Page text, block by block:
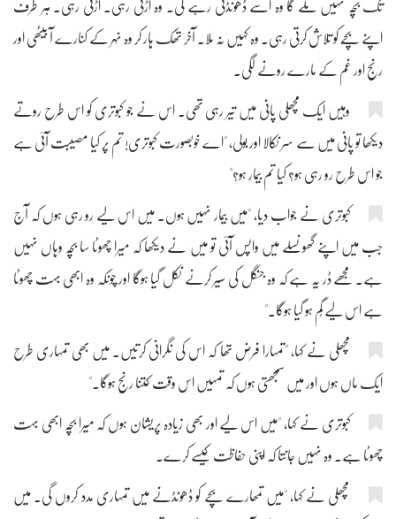
تک بچّہ نہیں ملے گا وہ اسے ڈھونڈتی رہے گی۔ وہ اڑتی رہی۔ اڑتی رہی۔ ہر طرف
اپنے بچّے کو تلاش کرتی رہی۔ وہ کہیں نہ ملا۔ آخر تھک ہار کر وہ نہر کے کنارے آ بیٹھی اور
رنج اور غم کے مارے رونے لگی۔
وہیں ایک مچھلی پانی میں تیر رہی تھی۔ اس نے جو کبوتری کو اس طرح روتے
دیکھا تو پانی میں سے سر نکالا اور بولی، "اے خوبصورت کبوتری! تم پر کیا مصیبت آئی ہے
جو اس طرح رو رہی ہو؟ کیا تم بیمار ہو؟"
کبوتری نے جواب دیا، "میں بیمار نہیں ہوں۔ میں اس لیے رو رہی ہوں کہ آج
جب میں اپنے گھونسلے میں واپس آئی تو میں نے دیکھا کہ میرا چھوٹا سا بچّہ وہاں نہیں
ہے۔ مجھے ڈر یہ ہے کہ وہ جنگل کی سیر کرنے نکل گیا ہوگا اور چونکہ وہ ابھی بہت چھوٹا
ہے اس لیے گُم ہو گیا ہوگا۔"
مچھلی نے کہا، "تمہارا فرض تھا کہ اس کی نگرانی کرتیں۔ میں بھی تمہاری طرح
ایک ماں ہوں اور میں سمجھتی ہوں کہ تمہیں اس وقت کتنا رنج ہوگا۔"
کبوتری نے کہا، "میں اس لیے اور بھی زیادہ پریشان ہوں کہ میرا بچّہ ابھی بہت
چھوٹا ہے۔ وہ نہیں جانتا کہ اپنی حفاظت کیسے کرے۔
مچھلی نے کہا، "میں تمھارے بچے کو ڈھونڈنے میں تمہاری مدد کروں گی۔ میں